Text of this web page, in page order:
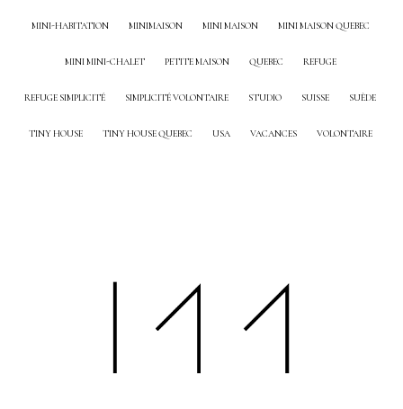
MINI-HABITATION MINIMAISON MINI MAISON MINI MAISON QUEBEC
MINI MINI-CHALET PETITE MAISON QUEBEC REFUGE
REFUGE SIMPLICITÉ SIMPLICITÉ VOLONTAIRE STUDIO SUISSE SUÈDE
TINY HOUSE TINY HOUSE QUEBEC USA VACANCES VOLONTAIRE